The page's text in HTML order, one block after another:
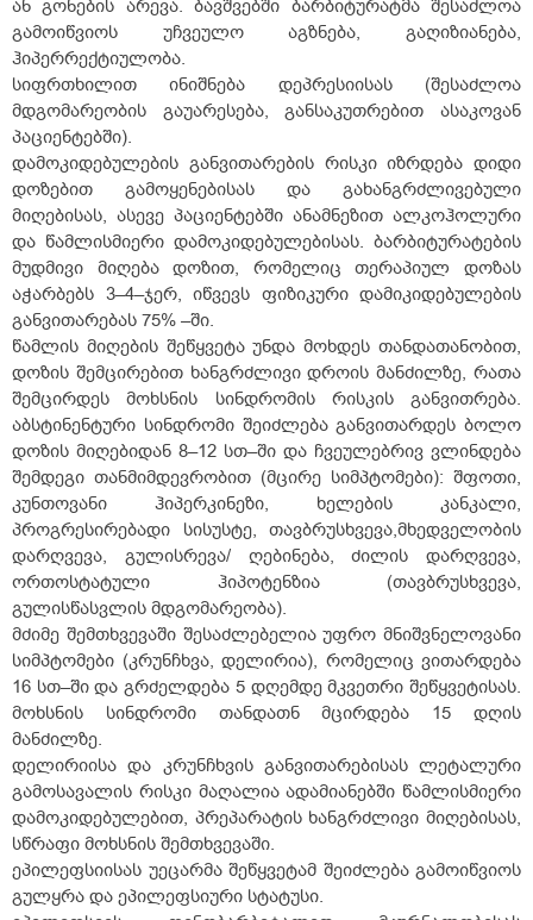
ან გონების არევა. ბავშვებში ბარბიტურატმა შესაძლოა
გამოიწვიოს უჩვეულო აგზნება, გაღიზიანება,
ჰიპერრექტიულობა.
სიფრთხილით ინიშნება დეპრესიისას (შესაძლოა
მდგომარეობის გაუარესება, განსაკუთრებით ასაკოვან
პაციენტებში).
დამოკიდებულების განვითარების რისკი იზრდება დიდი
დოზებით გამოყენებისას და გახანგრძლივებული
მიღებისას, ასევე პაციენტებში ანამნეზით ალკოჰოლური
და წამლისმიერი დამოკიდებულებისას. ბარბიტურატების
მუდმივი მიღება დოზით, რომელიც თერაპიულ დოზას
აჭარბებს 3–4–ჯერ, იწვევს ფიზიკური დამიკიდებულების
განვითარებას 75% –ში.
წამლის მიღების შეწყვეტა უნდა მოხდეს თანდათანობით,
დოზის შემცირებით ხანგრძლივი დროის მანძილზე, რათა
შემცირდეს მოხსნის სინდრომის რისკის განვითრება.
აბსტინენტური სინდრომი შეიძლება განვითარდეს ბოლო
დოზის მიღებიდან 8–12 სთ–ში და ჩვეულებრივ ვლინდება
შემდეგი თანმიმდევრობით (მცირე სიმპტომები): შფოთი,
კუნთოვანი ჰიპერკინეზი, ხელების კანკალი,
პროგრესირებადი სისუსტე, თავბრუსხვევა,მხედველობის
დარღვევა, გულისრევა/ ღებინება, ძილის დარღვევა,
ორთოსტატული ჰიპოტენზია (თავბრუსხვევა,
გულისწასვლის მდგომარეობა).
მძიმე შემთხვევაში შესაძლებელია უფრო მნიშვნელოვანი
სიმპტომები (კრუნჩხვა, დელირია), რომელიც ვითარდება
16 სთ–ში და გრძელდება 5 დღემდე მკვეთრი შეწყვეტისას.
მოხსნის სინდრომი თანდათნ მცირდება 15 დღის
მანძილზე.
დელირიისა და კრუნჩხვის განვითარებისას ლეტალური
გამოსავალის რისკი მაღალია ადამიანებში წამლისმიერი
დამოკიდებულებით, პრეპარატის ხანგრძლივი მიღებისას,
სწრაფი მოხსნის შემთხვევაში.
ეპილეფსიისას უეცარმა შეწყვეტამ შეიძლება გამოიწვიოს
გულყრა და ეპილეფსიური სტატუსი.